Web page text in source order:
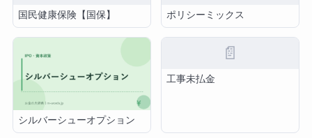
国民健康保険【国保】 ポリシーミックス
シルバーシューオプション
📄
工事未払金